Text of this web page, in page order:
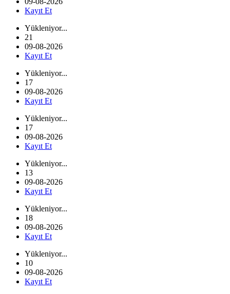
Kayıt Et
Yükleniyor...
21
09-08-2026
Kayıt Et
Yükleniyor...
17
09-08-2026
Kayıt Et
Yükleniyor...
17
09-08-2026
Kayıt Et
Yükleniyor...
13
09-08-2026
Kayıt Et
Yükleniyor...
18
09-08-2026
Kayıt Et
Yükleniyor...
10
09-08-2026
Kayıt Et